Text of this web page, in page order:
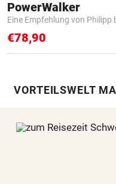
PowerWalker
Eine Empfehlung von Philipp
€78,90
VORTEILSWELT